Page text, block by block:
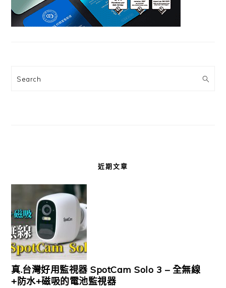
Search
近期文章
真.台灣好用監視器 SpotCam Solo 3 – 全無線
+防水+磁吸的電池監視器